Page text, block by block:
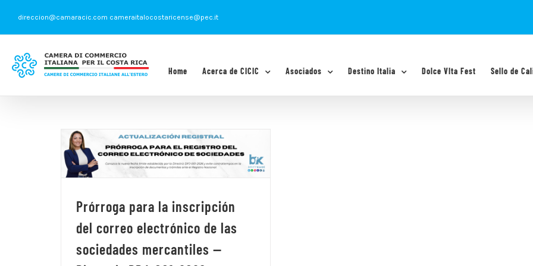
contenido
direccion@camaracic.com cameraitalocostaricense@pec.it
Home Acerca de CICIC Asociados Destino Italia Dolce VIta Fest Sello de
Prórroga para la inscripción
del correo electrónico de las
sociedades mercantiles —